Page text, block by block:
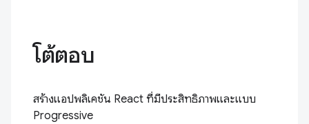
โต้ตอบ
สร้างแอปพลิเคชัน React ที่มีประสิทธิภาพและแบบ
Progressive